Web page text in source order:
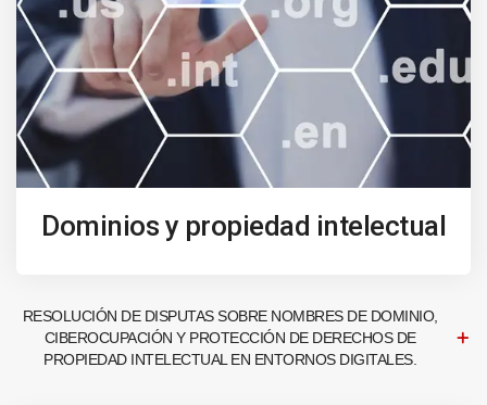
Dominios y propiedad intelectual
RESOLUCIÓN DE DISPUTAS SOBRE NOMBRES DE DOMINIO,
CIBEROCUPACIÓN Y PROTECCIÓN DE DERECHOS DE
PROPIEDAD INTELECTUAL EN ENTORNOS DIGITALES.